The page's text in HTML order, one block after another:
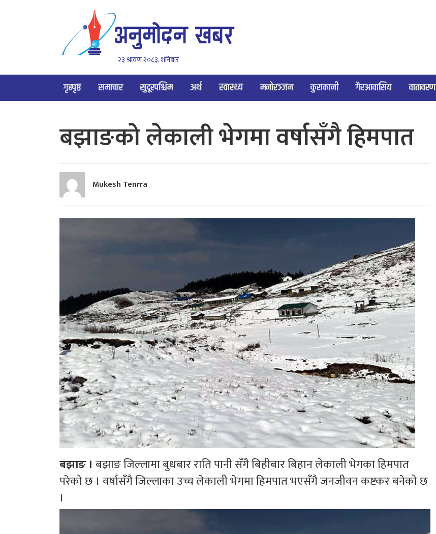
२३ श्रावण २०८३, शनिबार
गृहपृष्ठ समाचार सुदूरपश्चिम अर्थ स्वास्थ्य मनोरञ्जन कुराकानी गैरआवासिय वातावरण
बझाङको लेकाली भेगमा वर्षासँगै हिमपात
Mukesh Tenrra
बझाङ । बझाङ जिल्लामा बुधबार राति पानी सँगै बिहीबार बिहान लेकाली भेगका हिमपात
परेको छ । वर्षासँगै जिल्लाका उच्च लेकाली भेगमा हिमपात भएसँगै जनजीवन कष्टकर बनेको छ
।